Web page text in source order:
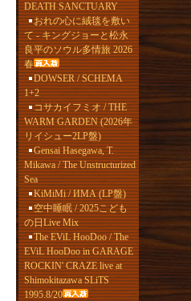
DEATH SANCTUARY
おれの心に絨毯を敷い
て - キングジョーと松永
良平のソウル多情旅 2026
春
DOWSER / SCHEMA
1+2
コサカイフミオ / THE
WARM GARDEN (2026年
リイシュー2LP盤)
Gensai Hasegawa, T.
Mikawa / The Unstructurized
Sea
KiMiMi / ИМА (LP盤)
空中睡眠 / 2025こども
の日Live Mix
The EViL HooDoo / The
EViL HooDoo in GARAGE
ROCKIN' CRAZE live at
Shimokitazawa SLiTS
1995.8/20